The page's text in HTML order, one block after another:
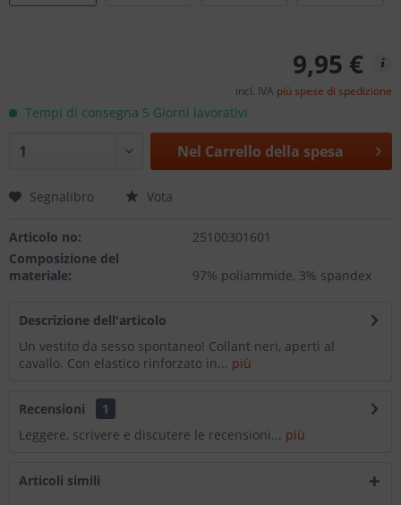
9,95 €
incl. IVA più spese di spedizione
Tempi di consegna 5 Giorni lavorativi
Nel Carrello della spesa
Segnalibro Vota
Articolo no:
25100301601
Composizione del
materiale:
97% poliammide, 3% spandex
Descrizione dell'articolo
Un vestito da sesso spontaneo! Collant neri, aperti al
cavallo. Con elastico rinforzato in... più
Recensioni
1
Leggere, scrivere e discutere le recensioni... più
Articoli simili